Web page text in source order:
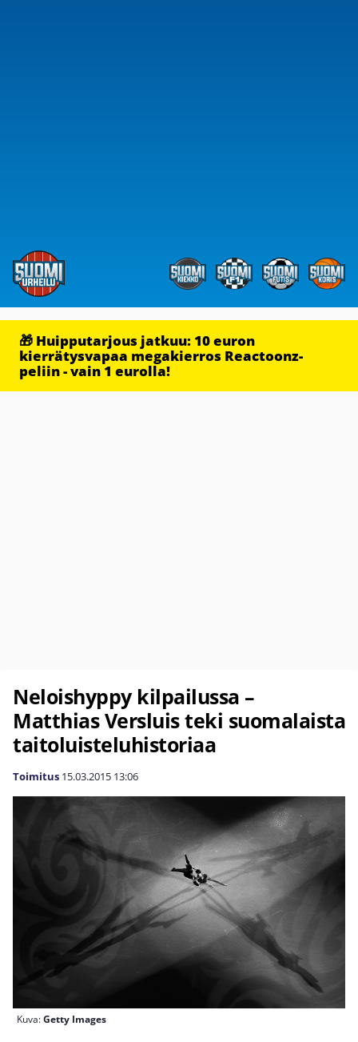
🎁 Huipputarjous jatkuu: 10 euron
kierrätysvapaa megakierros Reactoonz-
peliin - vain 1 eurolla!
Neloishyppy kilpailussa –
Matthias Versluis teki suomalaista
taitoluisteluhistoriaa
Toimitus 15.03.2015 13:06
Kuva:Getty Images